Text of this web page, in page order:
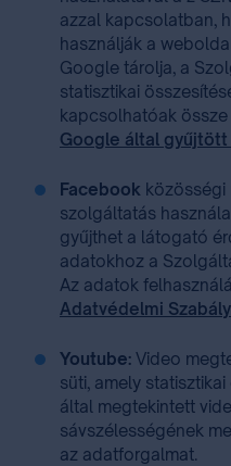
azzal kapcsolatban,
használják a
Google tárolja, a
statisztikai
kapcsolhatóak
Google által
Facebook közösségi
szolgáltatás
gyűjthet a látogató
adatokhoz a
Az adatok
Adatvédelmi
Youtube: Video
süti, amely
által megtekintett
sávszélességének
az adatforgalmat.